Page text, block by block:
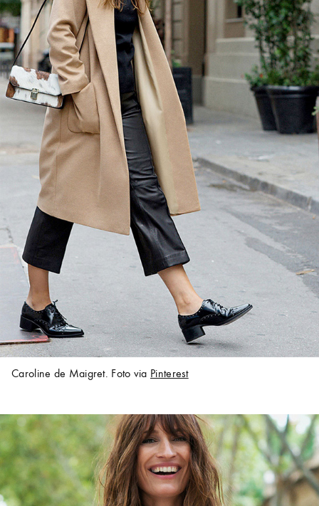
Caroline de Maigret. Foto via Pinterest